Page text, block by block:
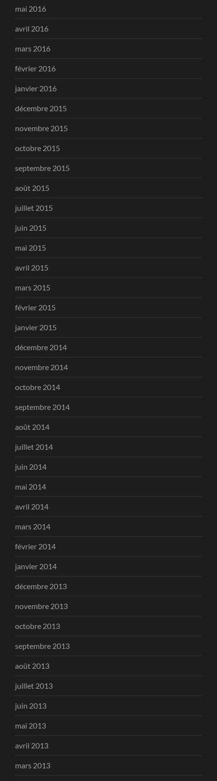
mai 2016
avril 2016
mars 2016
février 2016
janvier 2016
décembre 2015
novembre 2015
octobre 2015
septembre 2015
août 2015
juillet 2015
juin 2015
mai 2015
avril 2015
mars 2015
février 2015
janvier 2015
décembre 2014
novembre 2014
octobre 2014
septembre 2014
août 2014
juillet 2014
juin 2014
mai 2014
avril 2014
mars 2014
février 2014
janvier 2014
décembre 2013
novembre 2013
octobre 2013
septembre 2013
août 2013
juillet 2013
juin 2013
mai 2013
avril 2013
mars 2013